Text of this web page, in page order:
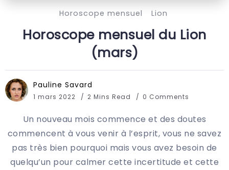
Horoscope mensuel Lion
Horoscope mensuel du Lion
(mars)
Pauline Savard
1 mars 2022 2 Mins Read 0 Comments
Un nouveau mois commence et des doutes
commencent à vous venir à l’esprit, vous ne savez
pas très bien pourquoi mais vous avez besoin de
quelqu’un pour calmer cette incertitude et cette